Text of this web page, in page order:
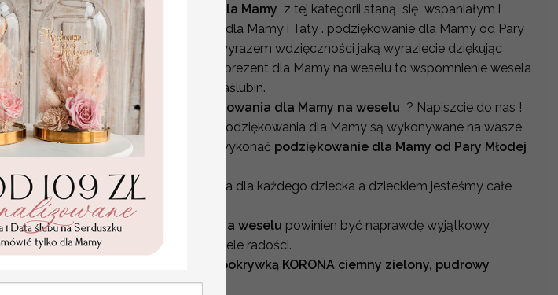
pomysł na podziękowania dla Mamy z tej kategorii staną się wspaniałym i
niepowtarzalnym prezentem dla Mamy i Taty . podziękowanie dla Mamy od Pary
Młodej będzie niebywałym wyrazem wdzięczności jaką wyraziecie dziękując
rodzicom. Dla Rodziców zaś prezent dla Mamy na weselu to wspomnienie wesela
i wzruszającej uroczystości zaślubin.
Nie możecie znaleźć
podziękowania dla Mamy na weselu ? Napiszcie do nas !
wszystkie nasze pomysł na podziękowania dla Mamy są wykonywane na wasze
zamówienie , postaramy się wykonać podziękowanie dla Mamy od Pary Młodej
Mama to najważniejsza osoba dla każdego dziecka a dzieckiem jesteśmy całe
życie.
Dlategoprezent dla Mamy na weselu powinien być naprawdę wyjątkowy
trafiony w gust aby sprawił wiele radości.
Dostępne kolory kubków z pokrywką KORONA ciemny zielony, pudrowy
różowy i granatowy